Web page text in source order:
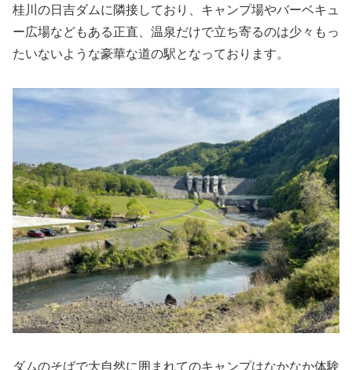
桂川の日吉ダムに隣接しており、キャンプ場やバーベキュ
ー広場などもある正直、温泉だけで立ち寄るのは少々もっ
たいないような豪華な道の駅となっております。
ダムのそばで大自然に囲まれてのキャンプはなかなか体験